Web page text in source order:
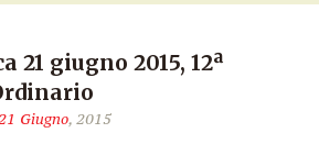
21 giugno 2015, 12ª
Giugno, 2015